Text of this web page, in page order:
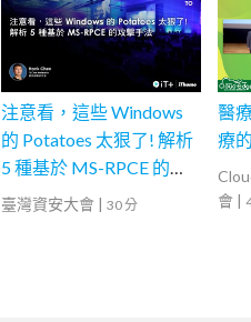
注意看，這些 Windows
的 Potatoes 太狠了! 解析
5 種基於 MS-RPCE 的攻
擊手法
臺灣資安大會 | 30 分
醫
療
會 |